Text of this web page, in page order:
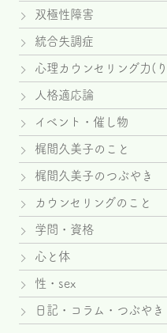
双極性障害
統合失調症
心理カウンセリング力(
人格適応論
イベント・催し物
梶間久美子のこと
梶間久美子のつぶやき
カウンセリングのこと
学問・資格
心と体
性・sex
日記・コラム・つぶやき